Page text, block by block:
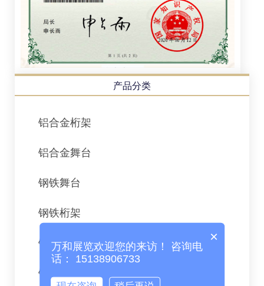
产品分类
铝合金桁架
铝合金舞台
钢铁舞台
钢铁桁架
钢铁折叠舞台
铝合金折叠舞台
×
万和展览欢迎您的来访！ 咨询电
话： 15138906733